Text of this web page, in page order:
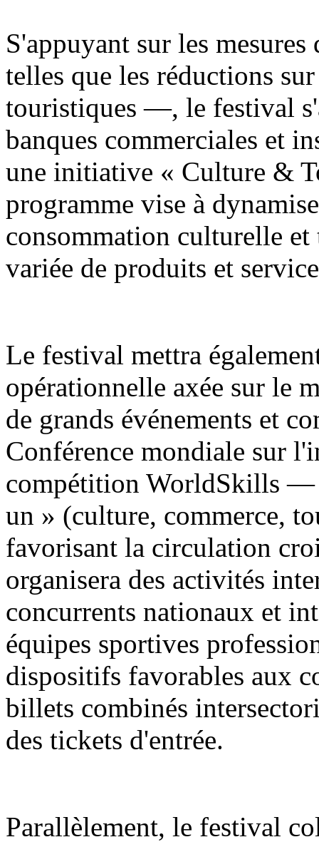
S'appuyant sur les
telles que les réductions
touristiques —, le festival
banques commerciales et
une initiative « Culture &
programme vise à
consommation culturelle et
variée de produits et
Le festival mettra
opérationnelle axée sur le
de grands événements et
Conférence mondiale sur
compétition WorldSkills —
un » (culture, commerce,
favorisant la circulation
organisera des activités
concurrents nationaux et
équipes sportives
dispositifs favorables aux
billets combinés
des tickets d'entrée.
Parallèlement, le festival